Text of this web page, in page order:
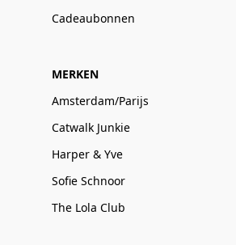
Cadeaubonnen
MERKEN
Amsterdam/Parijs
Catwalk Junkie
Harper & Yve
Sofie Schnoor
The Lola Club